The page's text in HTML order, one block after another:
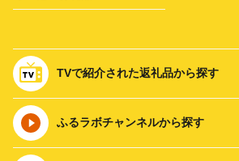
TVで紹介された返礼品から探す
ふるラボチャンネルから探す